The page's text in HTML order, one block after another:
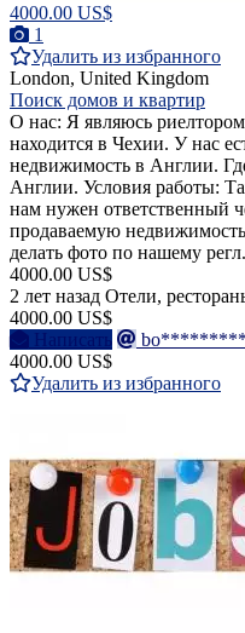
4000.00 US$
1
Удалить из избранного
London, United Kingdom
Поиск домов и квартир
О нас: Я являюсь
находится в Чехии. У нас
недвижимость в Англии.
Англии. Условия работы:
нам нужен ответственный
продаваемую
делать фото по нашему
4000.00 US$
2 лет назад Отели,
4000.00 US$
Написать
4000.00 US$
Удалить из избранного